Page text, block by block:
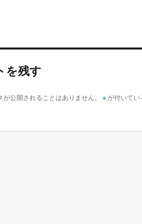
を残す
が公開されることはありません。 ※ が付いて